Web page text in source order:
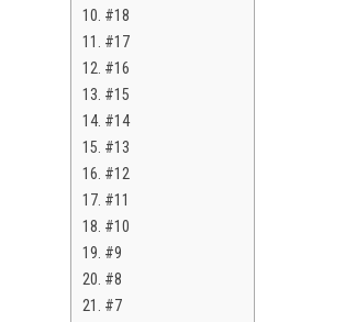
#18
#17
#16
#15
#14
#13
#12
#11
#10
#9
#8
#7